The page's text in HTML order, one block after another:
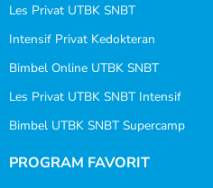
Les Privat UTBK SNBT
Intensif Privat Kedokteran
Bimbel Online UTBK SNBT
Les Privat UTBK SNBT Intensif
Bimbel UTBK SNBT Supercamp
PROGRAM FAVORIT